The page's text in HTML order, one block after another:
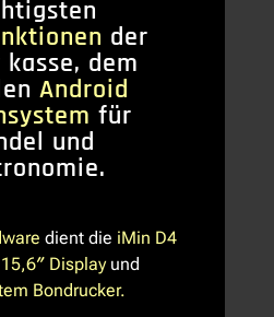
der
kasse, dem
Android
für
und
dient die iMin D4
15,6″ Display und
Bondrucker.